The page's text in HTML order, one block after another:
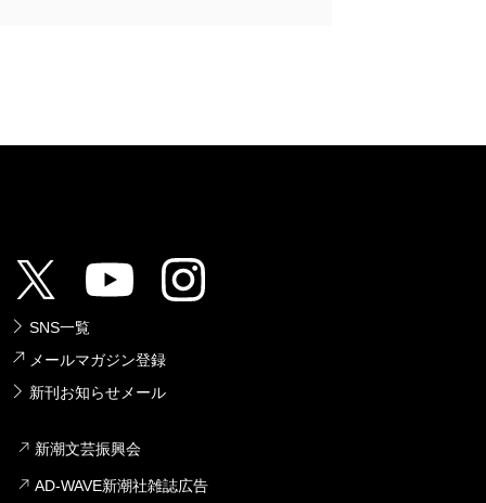
SNS一覧
メールマガジン登録
新刊お知らせメール
新潮文芸振興会
AD-WAVE新潮社雑誌広告